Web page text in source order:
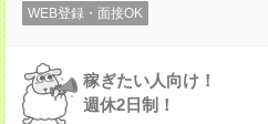
WEB登録・面接OK
稼ぎたい人向け！
週休2日制！